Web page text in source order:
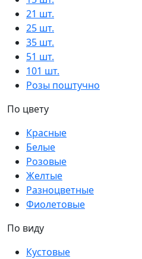
21 шт.
25 шт.
35 шт.
51 шт.
101 шт.
Розы поштучно
По цвету
Красные
Белые
Розовые
Желтые
Разноцветные
Фиолетовые
По виду
Кустовые